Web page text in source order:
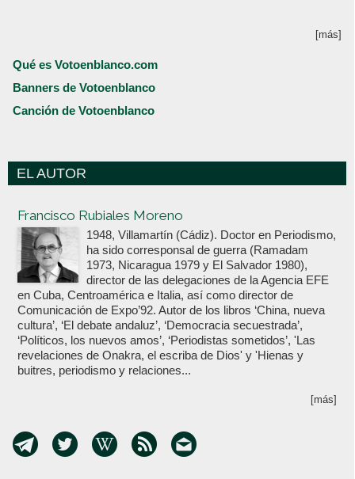
[más]
Qué es Votoenblanco.com
Banners de Votoenblanco
Canción de Votoenblanco
EL AUTOR
Francisco Rubiales Moreno
1948, Villamartín (Cádiz). Doctor en Periodismo,
ha sido corresponsal de guerra (Ramadam
1973, Nicaragua 1979 y El Salvador 1980),
director de las delegaciones de la Agencia EFE
en Cuba, Centroamérica e Italia, así como director de
Comunicación de Expo’92. Autor de los libros ‘China, nueva
cultura’, ‘El debate andaluz’, ‘Democracia secuestrada’,
‘Políticos, los nuevos amos’, ‘Periodistas sometidos’, 'Las
revelaciones de Onakra, el escriba de Dios' y 'Hienas y
buitres, periodismo y relaciones...
[más]